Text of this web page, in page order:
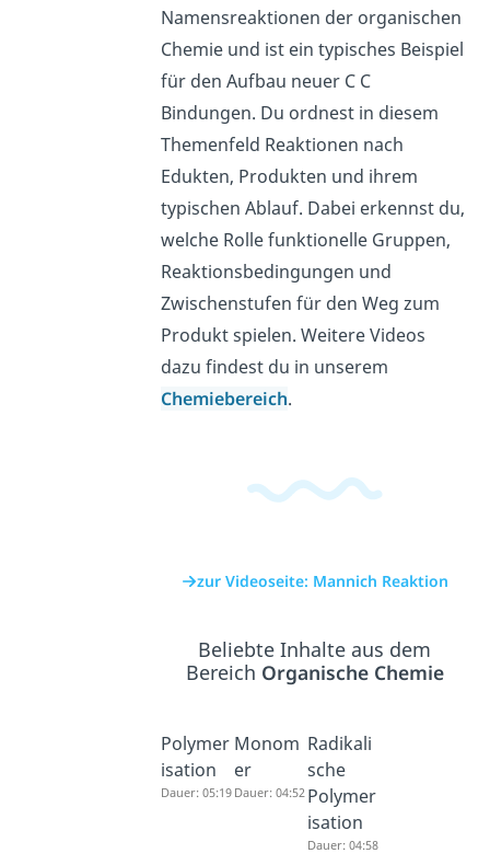
Namensreaktionen der organischen
Chemie und ist ein typisches Beispiel
für den Aufbau neuer C C
Bindungen. Du ordnest in diesem
Themenfeld Reaktionen nach
Edukten, Produkten und ihrem
typischen Ablauf. Dabei erkennst du,
welche Rolle funktionelle Gruppen,
Reaktionsbedingungen und
Zwischenstufen für den Weg zum
Produkt spielen. Weitere Videos
dazu findest du in unserem
Chemiebereich.
zur Videoseite: Mannich Reaktion
Beliebte Inhalte aus dem
Bereich Organische Chemie
Polymer
isation
Dauer: 05:19
Monom
er
Dauer: 04:52
Radikali
sche
Polymer
isation
Dauer: 04:58